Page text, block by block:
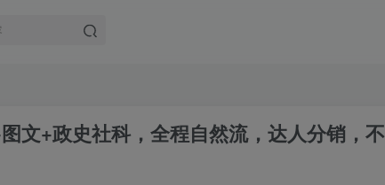
文+政史社科，全程自然流，达人分销，不